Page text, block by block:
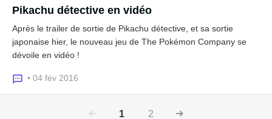
Pikachu détective en vidéo
Après le trailer de sortie de Pikachu détective, et sa sortie
japonaise hier, le nouveau jeu de The Pokémon Company se
dévoile en vidéo !
• 04 fév 2016
1 2